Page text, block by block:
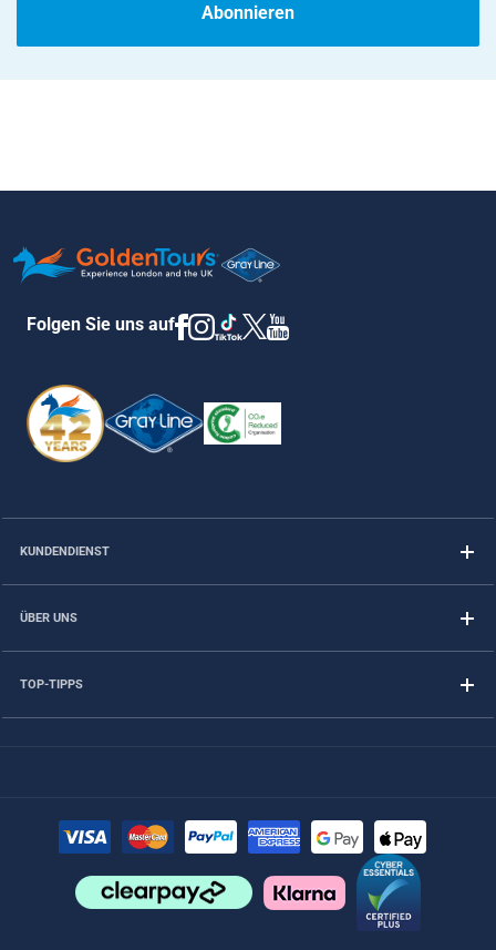
Abonnieren
Folgen Sie uns auf
KUNDENDIENST
ÜBER UNS
TOP-TIPPS